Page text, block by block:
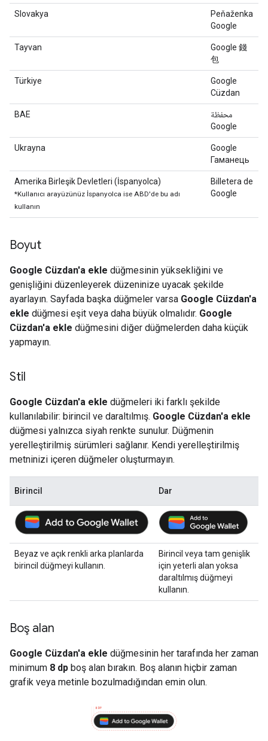
Slovakya
Peňaženka
Google
Tayvan
Google 錢
包
Türkiye
Google
Cüzdan
BAE
محفظة
Google
Ukrayna
Google
Гаманець
Amerika Birleşik Devletleri (İspanyolca)
*Kullanıcı arayüzünüz İspanyolca ise ABD'de bu adı
kullanın
Billetera de
Google
Boyut
Google Cüzdan'a ekle düğmesinin yüksekliğini ve
genişliğini düzenleyerek düzeninize uyacak şekilde
ayarlayın. Sayfada başka düğmeler varsa Google Cüzdan'a
ekle düğmesi eşit veya daha büyük olmalıdır. Google
Cüzdan'a ekle düğmesini diğer düğmelerden daha küçük
yapmayın.
Stil
Google Cüzdan'a ekle düğmeleri iki farklı şekilde
kullanılabilir: birincil ve daraltılmış. Google Cüzdan'a ekle
düğmesi yalnızca siyah renkte sunulur. Düğmenin
yerelleştirilmiş sürümleri sağlanır. Kendi yerelleştirilmiş
metninizi içeren düğmeler oluşturmayın.
Birincil Dar
Beyaz ve açık renkli arka planlarda
birincil düğmeyi kullanın.
Birincil veya tam genişlik
için yeterli alan yoksa
daraltılmış düğmeyi
kullanın.
Boş alan
Google Cüzdan'a ekle düğmesinin her tarafında her zaman
minimum 8 dp boş alan bırakın. Boş alanın hiçbir zaman
grafik veya metinle bozulmadığından emin olun.